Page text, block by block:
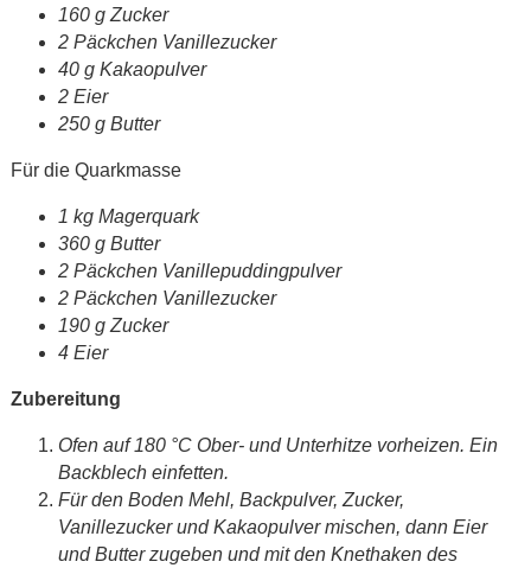
160 g Zucker
2 Päckchen Vanillezucker
40 g Kakaopulver
2 Eier
250 g Butter
Für die Quarkmasse
1 kg Magerquark
360 g Butter
2 Päckchen Vanillepuddingpulver
2 Päckchen Vanillezucker
190 g Zucker
4 Eier
Zubereitung
Ofen auf 180 °C Ober- und Unterhitze vorheizen. Ein
Backblech einfetten.
Für den Boden Mehl, Backpulver, Zucker,
Vanillezucker und Kakaopulver mischen, dann Eier
und Butter zugeben und mit den Knethaken des